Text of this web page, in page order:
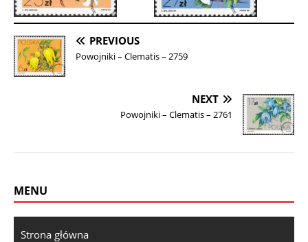
PREVIOUS
Powojniki – Clematis – 2759
NEXT
Powojniki – Clematis – 2761
MENU
Strona główna